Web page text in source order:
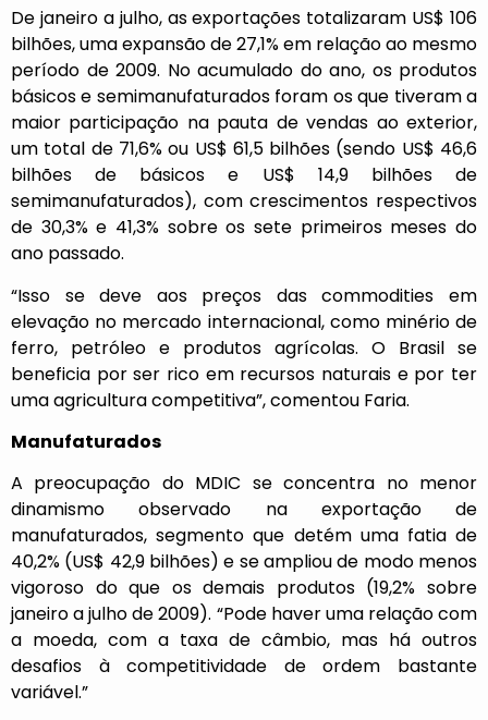
De janeiro a julho, as exportações totalizaram US$ 106
bilhões, uma expansão de 27,1% em relação ao mesmo
período de 2009. No acumulado do ano, os produtos
básicos e semimanufaturados foram os que tiveram a
maior participação na pauta de vendas ao exterior,
um total de 71,6% ou US$ 61,5 bilhões (sendo US$ 46,6
bilhões de básicos e US$ 14,9 bilhões de
semimanufaturados), com crescimentos respectivos
de 30,3% e 41,3% sobre os sete primeiros meses do
ano passado.
“Isso se deve aos preços das commodities em
elevação no mercado internacional, como minério de
ferro, petróleo e produtos agrícolas. O Brasil se
beneficia por ser rico em recursos naturais e por ter
uma agricultura competitiva”, comentou Faria.
Manufaturados
A preocupação do MDIC se concentra no menor
dinamismo observado na exportação de
manufaturados, segmento que detém uma fatia de
40,2% (US$ 42,9 bilhões) e se ampliou de modo menos
vigoroso do que os demais produtos (19,2% sobre
janeiro a julho de 2009). “Pode haver uma relação com
a moeda, com a taxa de câmbio, mas há outros
desafios à competitividade de ordem bastante
variável.”